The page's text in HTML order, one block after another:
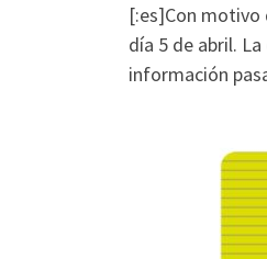
[:es]Con motivo
día 5 de abril.
información